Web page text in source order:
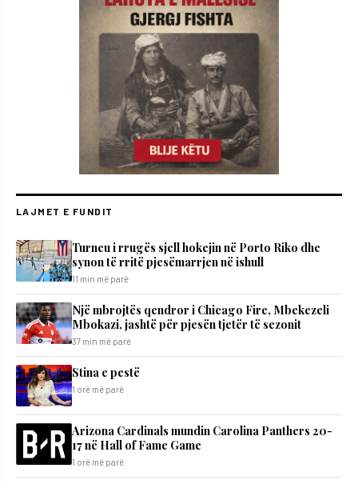
LAJMET E FUNDIT
Turneu i rrugës sjell hokejin në Porto Riko dhe
synon të rritë pjesëmarrjen në ishull
11 min më parë
Një mbrojtës qendror i Chicago Fire, Mbekezeli
Mbokazi, jashtë për pjesën tjetër të sezonit
37 min më parë
Stina e pestë
1 orë më parë
Arizona Cardinals mundin Carolina Panthers 20-
17 në Hall of Fame Game
1 orë më parë